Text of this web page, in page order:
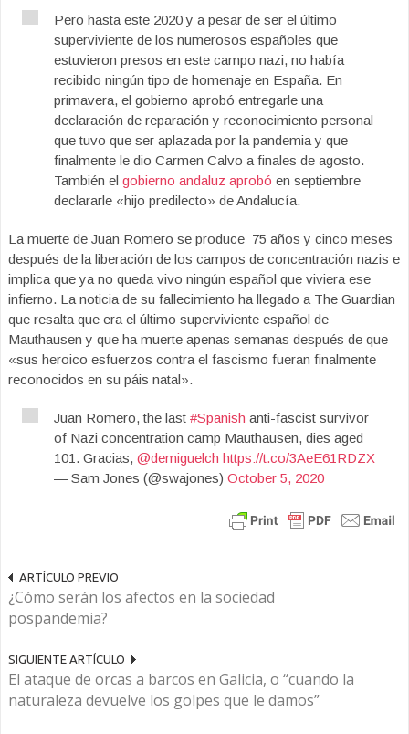
Pero hasta este 2020 y a pesar de ser el último
superviviente de los numerosos españoles que
estuvieron presos en este campo nazi, no había
recibido ningún tipo de homenaje en España. En
primavera, el gobierno aprobó entregarle una
declaración de reparación y reconocimiento personal
que tuvo que ser aplazada por la pandemia y que
finalmente le dio Carmen Calvo a finales de agosto.
También el gobierno andaluz aprobó en septiembre
declararle «hijo predilecto» de Andalucía.
La muerte de Juan Romero se produce 75 años y cinco meses
después de la liberación de los campos de concentración nazis e
implica que ya no queda vivo ningún español que viviera ese
infierno. La noticia de su fallecimiento ha llegado a The Guardian
que resalta que era el último superviviente español de
Mauthausen y que ha muerte apenas semanas después de que
«sus heroico esfuerzos contra el fascismo fueran finalmente
reconocidos en su páis natal».
Juan Romero, the last #Spanish anti-fascist survivor
of Nazi concentration camp Mauthausen, dies aged
101. Gracias, @demiguelch https://t.co/3AeE61RDZX
— Sam Jones (@swajones) October 5, 2020
ARTÍCULO PREVIO
¿Cómo serán los afectos en la sociedad
pospandemia?
SIGUIENTE ARTÍCULO
El ataque de orcas a barcos en Galicia, o “cuando la
naturaleza devuelve los golpes que le damos”